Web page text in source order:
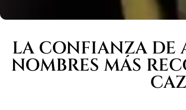
LA CONFIANZA DE
NOMBRES MÁS